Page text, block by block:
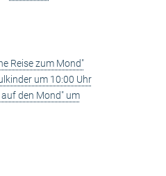
Reise zum Mond"
um 10:00 Uhr
den Mond" um